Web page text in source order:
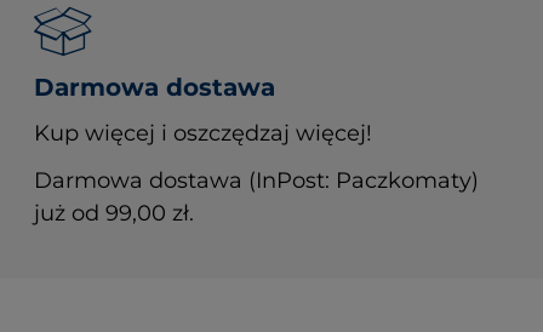
Darmowa dostawa
Kup więcej i oszczędzaj więcej!
Darmowa dostawa (InPost: Paczkomaty)
już od 99,00 zł.